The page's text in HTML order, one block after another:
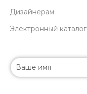
Дизайнерам
Электронный каталог